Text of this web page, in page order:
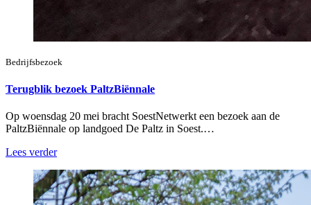
Bedrijfsbezoek
Terugblik bezoek PaltzBiënnale
Op woensdag 20 mei bracht SoestNetwerkt een bezoek aan de
PaltzBiënnale op landgoed De Paltz in Soest.…
Lees verder